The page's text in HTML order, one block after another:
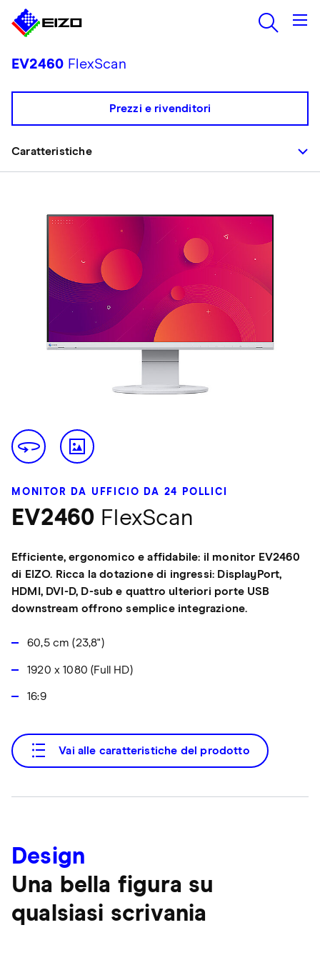
EV2460 FlexScan
Caratteristiche
Prezzi e rivenditori
MONITOR DA UFFICIO DA 24 POLLICI
EV2460 FlexScan
Efficiente, ergonomico e affidabile: il monitor EV2460
di EIZO. Ricca la dotazione di ingressi: DisplayPort,
HDMI, DVI-D, D-sub e quattro ulteriori porte USB
downstream offrono semplice integrazione.
60,5 cm (23,8")
1920 x 1080 (Full HD)
16:9
Vai alle caratteristiche del prodotto
Design
Una bella figura su
qualsiasi scrivania